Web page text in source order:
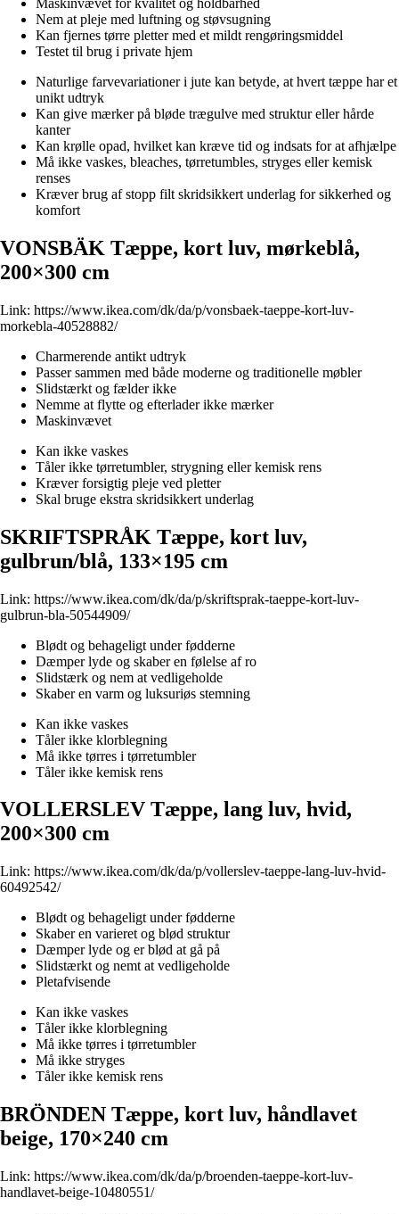
Maskinvævet for kvalitet og holdbarhed
Nem at pleje med luftning og støvsugning
Kan fjernes tørre pletter med et mildt rengøringsmiddel
Testet til brug i private hjem
Naturlige farvevariationer i jute kan betyde, at hvert tæppe har et
unikt udtryk
Kan give mærker på bløde trægulve med struktur eller hårde
kanter
Kan krølle opad, hvilket kan kræve tid og indsats for at afhjælpe
Må ikke vaskes, bleaches, tørretumbles, stryges eller kemisk
renses
Kræver brug af stopp filt skridsikkert underlag for sikkerhed og
komfort
VONSBÄK Tæppe, kort luv, mørkeblå,
200×300 cm
Link: https://www.ikea.com/dk/da/p/vonsbaek-taeppe-kort-luv-
morkebla-40528882/
Charmerende antikt udtryk
Passer sammen med både moderne og traditionelle møbler
Slidstærkt og fælder ikke
Nemme at flytte og efterlader ikke mærker
Maskinvævet
Kan ikke vaskes
Tåler ikke tørretumbler, strygning eller kemisk rens
Kræver forsigtig pleje ved pletter
Skal bruge ekstra skridsikkert underlag
SKRIFTSPRÅK Tæppe, kort luv,
gulbrun/blå, 133×195 cm
Link: https://www.ikea.com/dk/da/p/skriftsprak-taeppe-kort-luv-
gulbrun-bla-50544909/
Blødt og behageligt under fødderne
Dæmper lyde og skaber en følelse af ro
Slidstærk og nem at vedligeholde
Skaber en varm og luksuriøs stemning
Kan ikke vaskes
Tåler ikke klorblegning
Må ikke tørres i tørretumbler
Tåler ikke kemisk rens
VOLLERSLEV Tæppe, lang luv, hvid,
200×300 cm
Link: https://www.ikea.com/dk/da/p/vollerslev-taeppe-lang-luv-hvid-
60492542/
Blødt og behageligt under fødderne
Skaber en varieret og blød struktur
Dæmper lyde og er blød at gå på
Slidstærkt og nemt at vedligeholde
Pletafvisende
Kan ikke vaskes
Tåler ikke klorblegning
Må ikke tørres i tørretumbler
Må ikke stryges
Tåler ikke kemisk rens
BRÖNDEN Tæppe, kort luv, håndlavet
beige, 170×240 cm
Link: https://www.ikea.com/dk/da/p/broenden-taeppe-kort-luv-
handlavet-beige-10480551/